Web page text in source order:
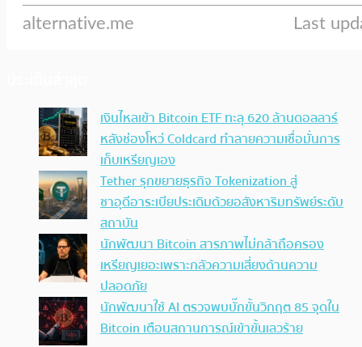
เงินไหลเข้า Bitcoin ETF ทะลุ 620 ล้านดอลลาร์
หลังช่องโหว่ Coldcard ทำลายความเชื่อมั่นการ
เก็บเหรียญเอง
Tether รุกขยายธุรกิจ Tokenization สู่
ซาอุดีอาระเบียประเดิมด้วยอสังหาริมทรัพย์ระดับ
สถาบัน
นักพัฒนา Bitcoin สารภาพไม่กล้าถือครอง
เหรียญเยอะเพราะกลัวความเสี่ยงด้านความ
ปลอดภัย
นักพัฒนาใช้ AI ตรวจพบบั๊กขั้นวิกฤต 85 จุดใน
Bitcoin เตือนสถานการณ์เข้าขั้นเลวร้าย